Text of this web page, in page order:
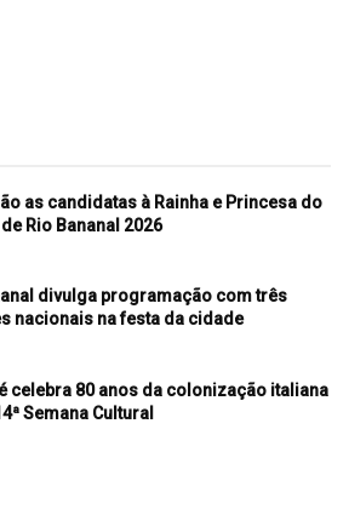
as candidatas à Rainha e Princesa do
Rio Bananal 2026
divulga programação com três
nacionais na festa da cidade
celebra 80 anos da colonização italiana
Semana Cultural